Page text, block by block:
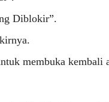
Diblokir”.
membuka kembali